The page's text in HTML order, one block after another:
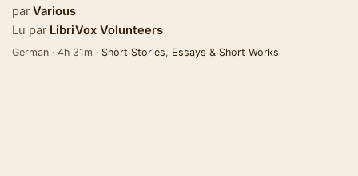
par Various
Lu par LibriVox Volunteers
German · 4h 31m · Short Stories, Essays & Short Works